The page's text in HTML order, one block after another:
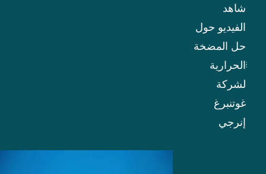
مجتمع
منخفض
الكربون.
ومن الأمثلة
الراسخة
على ذلك
مدينة
شاهد
الفيديو حول
حل المضخة
الحرارية
لشركة
غوتنبرغ
إنرجي